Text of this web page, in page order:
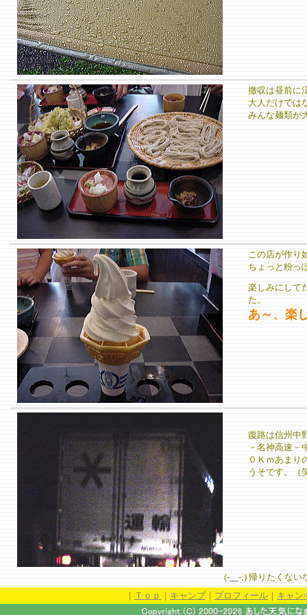
撤収は昼前に
大人だけでは
みんな麺類が
この店が作り
ちょっと粉っ
楽しみにして
た。
あ～、楽
復路は信州中
－名神高速－
０Ｋｍあまり
うそです。（
(-
-;) 帰りたくない
｜ Ｔｏｐ ｜ キャンプ｜ プロフィール ｜ キャン